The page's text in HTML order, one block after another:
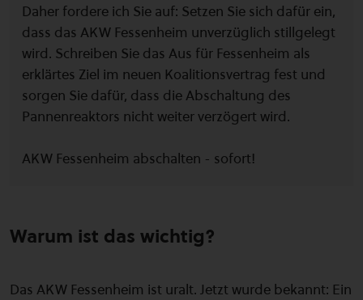
Daher fordere ich Sie auf: Setzen Sie sich dafür ein,
dass das AKW Fessenheim unverzüglich stillgelegt
wird. Schreiben Sie das Aus für Fessenheim als
erklärtes Ziel im neuen Koalitionsvertrag fest und
sorgen Sie dafür, dass die Abschaltung des
Pannenreaktors nicht weiter verzögert wird.
AKW Fessenheim abschalten - sofort!
Warum ist das wichtig?
Das AKW Fessenheim ist uralt. Jetzt wurde bekannt: Ein